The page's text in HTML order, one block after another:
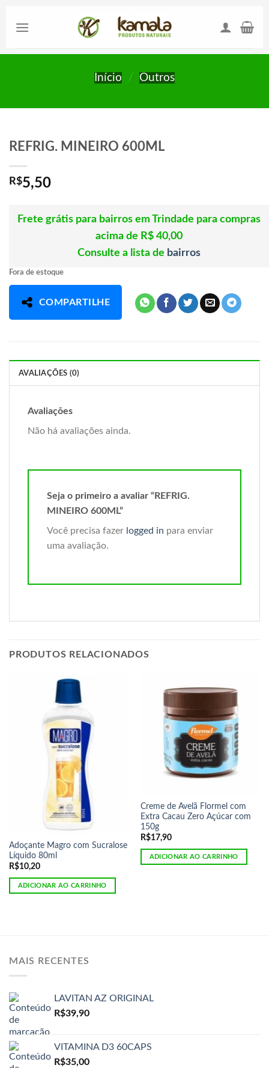
Início / Outros
REFRIG. MINEIRO 600ML
R$5,50
Frete grátis para bairros em Trindade para compras
acima de R$ 40,00
Consulte a lista de bairros
Fora de estoque
COMPARTILHE
AVALIAÇÕES (0)
Avaliações
Não há avaliações ainda.
Seja o primeiro a avaliar “REFRIG.
MINEIRO 600ML”
Você precisa fazer logged in para enviar
uma avaliação.
PRODUTOS RELACIONADOS
Adoçante Magro com Sucralose
Líquido 80ml
R$10,20
ADICIONAR AO CARRINHO
Creme de Avelã Flormel com
Extra Cacau Zero Açúcar com
150g
R$17,90
ADICIONAR AO CARRINHO
MAIS RECENTES
LAVITAN AZ ORIGINAL
R$39,90
VITAMINA D3 60CAPS
R$35,00